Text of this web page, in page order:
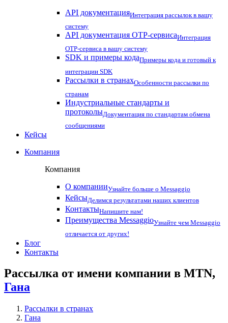
API документацияИнтеграция рассылок в вашу
систему
API документация OTP-сервисаИнтеграция
OTP-сервиса в вашу систему
SDK и примеры кодаПримеры кода и готовый к
интеграции SDK
Рассылки в странахОсобенности рассылки по
странам
Индустриальные стандарты и
протоколыДокументация по стандартам обмена
сообщениями
Кейсы
Компания
Компания
О компанииУзнайте больше о Messaggio
КейсыДелимся результатами наших клиентов
КонтактыНапишите нам!
Преимущества MessaggioУзнайте чем Messaggio
отличается от других!
Блог
Контакты
Рассылка от имени компании в MTN,
Гана
Рассылки в странах
Гана